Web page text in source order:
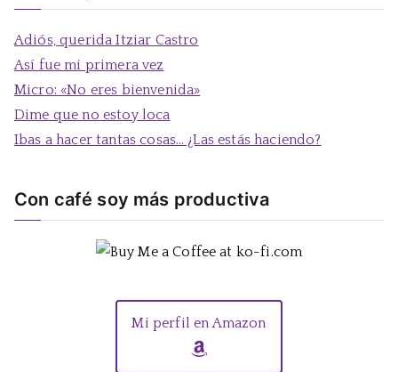
Adiós, querida Itziar Castro
Así fue mi primera vez
Micro: «No eres bienvenida»
Dime que no estoy loca
Ibas a hacer tantas cosas… ¿Las estás haciendo?
Con café soy más productiva
Mi perfil en Amazon